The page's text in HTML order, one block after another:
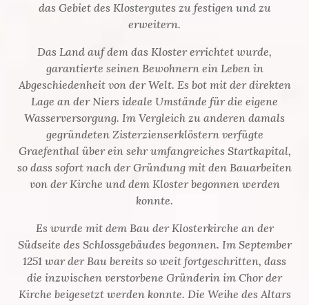
das Gebiet des Klostergutes zu festigen und zu
erweitern.
Das Land auf dem das Kloster errichtet wurde,
garantierte seinen Bewohnern ein Leben in
Abgeschiedenheit von der Welt. Es bot mit der direkten
Lage an der Niers ideale Umstände für die eigene
Wasserversorgung. Im Vergleich zu anderen damals
gegründeten Zisterzienserklöstern verfügte
Graefenthal über ein sehr umfangreiches Startkapital,
so dass sofort nach der Gründung mit den Bauarbeiten
von der Kirche und dem Kloster begonnen werden
konnte.
Es wurde mit dem Bau der Klosterkirche an der
Südseite des Schlossgebäudes begonnen. Im September
1251 war der Bau bereits so weit fortgeschritten, dass
die inzwischen verstorbene Gründerin im Chor der
Kirche beigesetzt werden konnte. Die Weihe des Altars